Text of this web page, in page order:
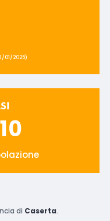
2025)
di Caserta.